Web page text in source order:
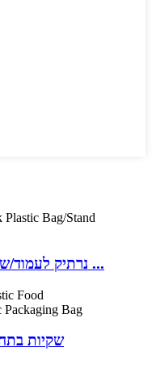
נרתיק לעמוד/שקית ניילון עם רוכסן/קום ...
שקיות